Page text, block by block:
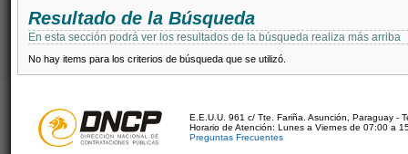
Resultado de la Búsqueda
En esta sección podrá ver los resultados de la búsqueda realiza más arriba
No hay items para los criterios de búsqueda que se utilizó.
E.E.U.U. 961 c/ Tte. Fariña. Asunción, Paraguay -
Horario de Atención: Lunes a Viernes de 07:00 a
Preguntas Frecuentes